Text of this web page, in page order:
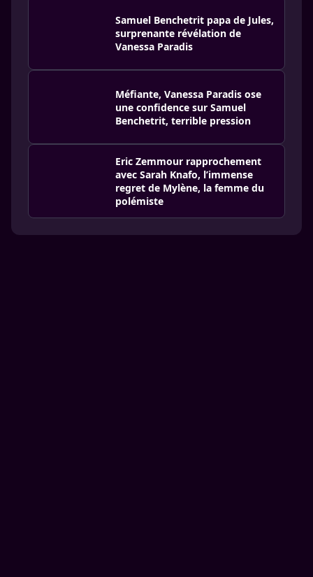
Samuel Benchetrit papa de Jules,
surprenante révélation de
Vanessa Paradis
Méfiante, Vanessa Paradis ose
une confidence sur Samuel
Benchetrit, terrible pression
Eric Zemmour rapprochement
avec Sarah Knafo, l’immense
regret de Mylène, la femme du
polémiste